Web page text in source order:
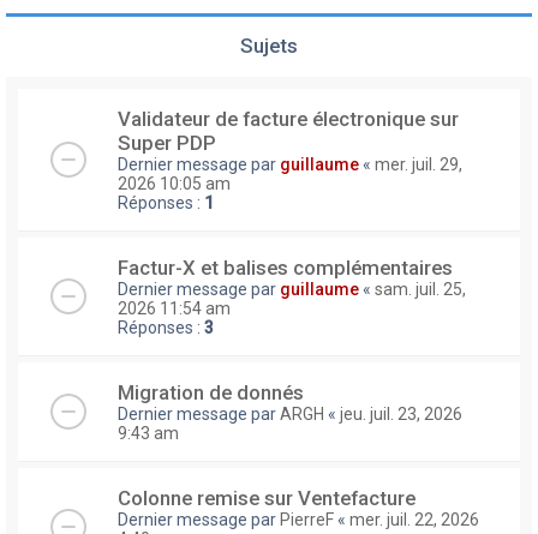
Sujets
Validateur de facture électronique sur
Super PDP
Dernier message par guillaume « mer. juil. 29,
2026 10:05 am
Réponses : 1
Factur-X et balises complémentaires
Dernier message par guillaume « sam. juil. 25,
2026 11:54 am
Réponses : 3
Migration de donnés
Dernier message parARGH « jeu. juil. 23, 2026
9:43 am
Colonne remise sur Ventefacture
Dernier message par PierreF « mer. juil. 22, 2026